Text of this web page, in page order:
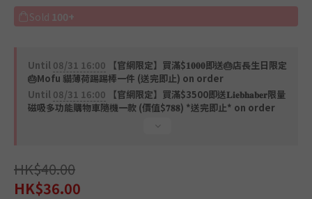
Sold 100+
Until 08/31 16:00 【官網限定】買滿$𝟏𝟎𝟎𝟎即送🎂店長生日限定
🎂Mofu 貓薄荷踢踢棒一件 (送完即止) on order
Until 08/31 16:00 【官網限定】買滿$3500即送𝐋𝐢𝐞𝐛𝐡𝐚𝐛𝐞𝐫限量
磁吸多功能購物車隨機一款 (價值$𝟕𝟖𝟖) *送完即止* on order
HK$40.00
HK$36.00